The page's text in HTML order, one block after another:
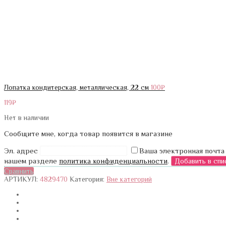
Лопатка кондитерская, металлическая, 22 см 100₽
119₽
Нет в наличии
Сообщите мне, когда товар появится в магазине
Эл. адрес
Ваша электронная
нашем разделе политика конфиденциальности.
Сравнить
АРТИКУЛ: 4829470 Категория: Вне категорий